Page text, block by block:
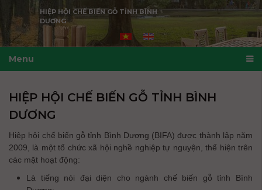
HIỆP HỘI CHẾ BIẾN GỖ TỈNH BÌNH
DƯƠNG
Menu
HIỆP HỘI CHẾ BIẾN GỖ TỈNH BÌNH
DƯƠNG
Hiệp hội chế biến gỗ tỉnh Bình Dương (BIFA) được thành lập năm
2009, là một tổ chức xã hội nghề nghiệp tự nguyện, thể hiện trên
các mặt hoạt động:
Là tiếng nói đại diện cho ngành chế biến gỗ tỉnh Bình